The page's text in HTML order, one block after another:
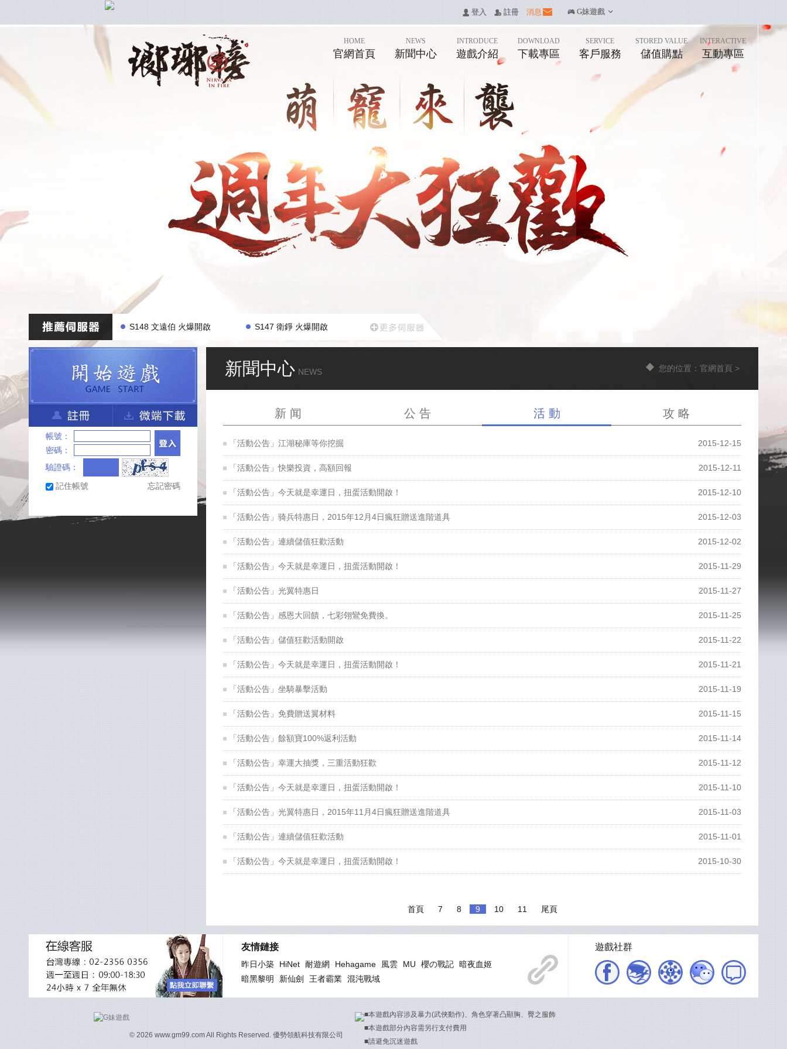
󰄭 登入 󰅍 註冊 消息 󰀷 G妹遊戲 
HOME
官網首頁
NEWS
新聞中心
INTRODUCE
遊戲介紹
DOWNLOAD
下載專區
SERVICE
客戶服務
STORED VALUE
儲值購點
INTERACTIVE
互動專區
S148 文遠伯 火爆開啟 S147 衛錚 火爆開啟
帳號：
密碼：
驗證碼：
記住帳號
忘記密碼
您的位置： 官網首頁 >
新聞中心 NEWS
新 闻 公 告 活 動 攻 略
2015-12-15
「活動公告」江湖秘庫等你挖掘
2015-12-11
「活動公告」快樂投資，高額回報
2015-12-10
「活動公告」今天就是幸運日，扭蛋活動開啟！
2015-12-03
「活動公告」骑兵特惠日，2015年12月4日瘋狂贈送進階道具
2015-12-02
「活動公告」連續儲值狂歡活動
2015-11-29
「活動公告」今天就是幸運日，扭蛋活動開啟！
2015-11-27
「活動公告」光翼特惠日
2015-11-25
「活動公告」感恩大回饋，七彩翎鸞免費換。
2015-11-22
「活動公告」儲值狂歡活動開啟
2015-11-21
「活動公告」今天就是幸運日，扭蛋活動開啟！
2015-11-19
「活動公告」坐騎暴擊活動
2015-11-15
「活動公告」免費贈送翼材料
2015-11-14
「活動公告」餘額寶100%返利活動
2015-11-12
「活動公告」幸運大抽獎，三重活動狂歡
2015-11-10
「活動公告」今天就是幸運日，扭蛋活動開啟！
2015-11-03
「活動公告」光翼特惠日，2015年11月4日瘋狂贈送進階道具
2015-11-01
「活動公告」連續儲值狂歡活動
2015-10-30
「活動公告」今天就是幸運日，扭蛋活動開啟！
首頁 7 8 9 10 11 尾頁
友情鏈接
昨日小築 HiNet 耐遊網 Hehagame 風雲 MU 櫻の戰記 暗夜血姬
暗黑黎明
新仙劍 王者霸業 混沌戰域
遊戲社群
© 2026 www.gm99.com All Rights Reserved. 優勢領航科技有限公司
■本遊戲內容涉及暴力(武俠動作)、角色穿著凸顯胸、臀之服飾
■本遊戲部分內容需另行支付費用
■請避免沉迷遊戲